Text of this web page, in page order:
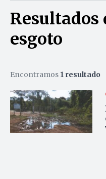
Resultados
esgoto
Encontramos 1 resultado